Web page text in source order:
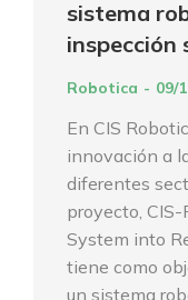
sistema
inspección
Robotica 09/
En CIS
innovación a
diferentes
proyecto,
System into
tiene como
un sistema